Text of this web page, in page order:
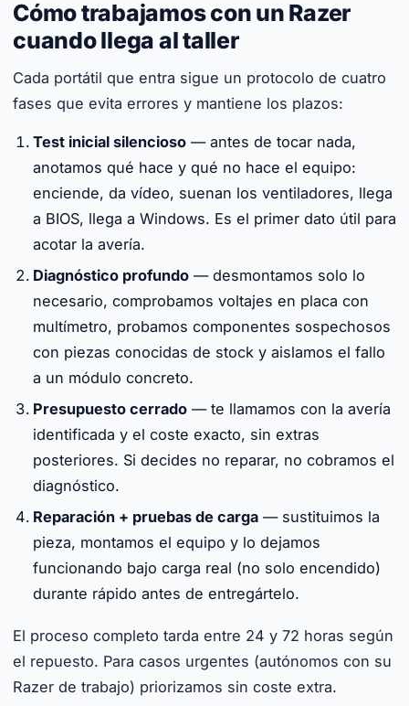
Cómo trabajamos con un Razer
cuando llega al taller
Cada portátil que entra sigue un protocolo de cuatro
fases que evita errores y mantiene los plazos:
Test inicial silencioso — antes de tocar nada,
anotamos qué hace y qué no hace el equipo:
enciende, da vídeo, suenan los ventiladores, llega
a BIOS, llega a Windows. Es el primer dato útil para
acotar la avería.
Diagnóstico profundo — desmontamos solo lo
necesario, comprobamos voltajes en placa con
multímetro, probamos componentes sospechosos
con piezas conocidas de stock y aislamos el fallo
a un módulo concreto.
Presupuesto cerrado — te llamamos con la avería
identificada y el coste exacto, sin extras
posteriores. Si decides no reparar, no cobramos el
diagnóstico.
Reparación + pruebas de carga — sustituimos la
pieza, montamos el equipo y lo dejamos
funcionando bajo carga real (no solo encendido)
durante rápido antes de entregártelo.
El proceso completo tarda entre 24 y 72 horas según
el repuesto. Para casos urgentes (autónomos con su
Razer de trabajo) priorizamos sin coste extra.